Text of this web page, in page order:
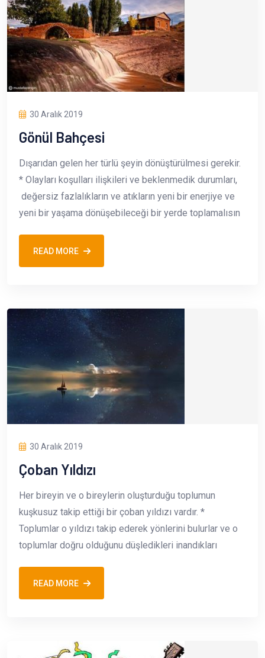
30 Aralık 2019
Gönül Bahçesi
Dışarıdan gelen her türlü şeyin dönüştürülmesi gerekir.
* Olayları koşulları ilişkileri ve beklenmedik durumları,
değersiz fazlalıkların ve atıkların yeni bir enerjiye ve
yeni bir yaşama dönüşebileceği bir yerde toplamalısın
READ MORE
30 Aralık 2019
Çoban Yıldızı
Her bireyin ve o bireylerin oluşturduğu toplumun
kuşkusuz takip ettiği bir çoban yıldızı vardır. *
Toplumlar o yıldızı takip ederek yönlerini bulurlar ve o
toplumlar doğru olduğunu düşledikleri inandıkları
READ MORE